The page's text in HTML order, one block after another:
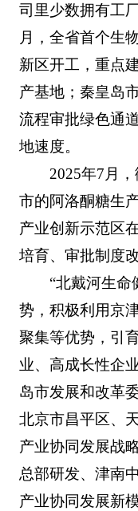
司里少数拥有工
月，全省首个生
新区开工，重点
产基地；秦皇岛
流程审批绿色通
地速度。
2025年7月
市的阿洛酮糖生
产业创新示范区
培育、审批制度
“北戴河生
势，积极利用京
聚集等优势，引
业、高成长性企
岛市发展和改革
北京市昌平区、
产业协同发展战
总部研发、津南
产业协同发展新